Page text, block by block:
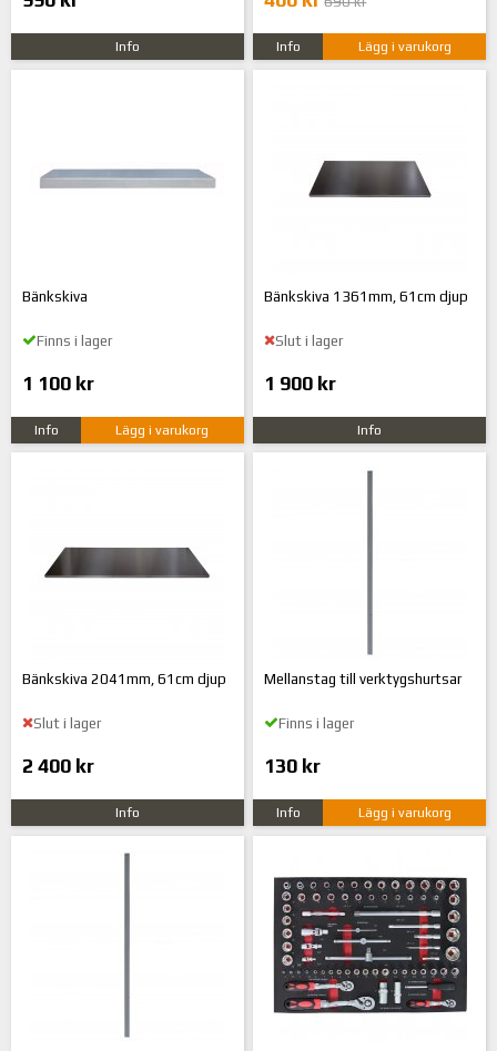
Info Info Lägg i varukorg
Bänkskiva
Finns i lager
1 100 kr
Info Lägg i varukorg
Bänkskiva 1361mm, 61cm djup
Slut i lager
1 900 kr
Info
Bänkskiva 2041mm, 61cm djup
Slut i lager
2 400 kr
Info
Mellanstag till verktygshurtsar
Finns i lager
130 kr
Info Lägg i varukorg